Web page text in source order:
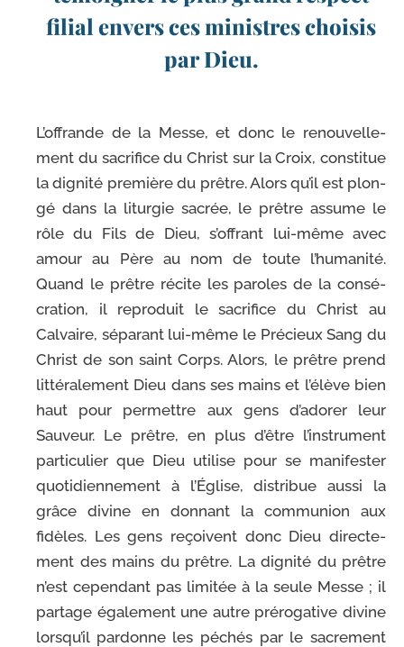
filial envers ces ministres choisis
par Dieu.
L’offrande de la Messe, et donc le renou­vel­le­
ment du sacri­fice du Christ sur la Croix, consti­tue
la digni­té pre­mière du prêtre. Alors qu’il est plon­
gé dans la litur­gie sacrée, le prêtre assume le
rôle du Fils de Dieu, s’offrant lui-​même avec
amour au Père au nom de toute l’humanité.
Quand le prêtre récite les paroles de la consé­
cra­tion, il repro­duit le sacri­fice du Christ au
Calvaire, sépa­rant lui-​même le Précieux Sang du
Christ de son saint Corps. Alors, le prêtre prend
lit­té­ra­le­ment Dieu dans ses mains et l’élève bien
haut pour per­mettre aux gens d’adorer leur
Sauveur. Le prêtre, en plus d’être l’instrument
par­ti­cu­lier que Dieu uti­lise pour se mani­fes­ter
quo­ti­dien­ne­ment à l’Église, dis­tri­bue aus­si la
grâce divine en don­nant la com­mu­nion aux
fidèles. Les gens reçoivent donc Dieu direc­te­
ment des mains du prêtre. La digni­té du prêtre
n’est cepen­dant pas limi­tée à la seule Messe ; il
par­tage éga­le­ment une autre pré­ro­ga­tive divine
lorsqu’il par­donne les péchés par le sacre­ment